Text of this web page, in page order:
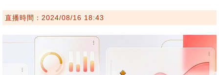
直播時間：2024/08/16 18:43